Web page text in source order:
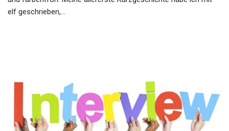
elf geschrieben,…